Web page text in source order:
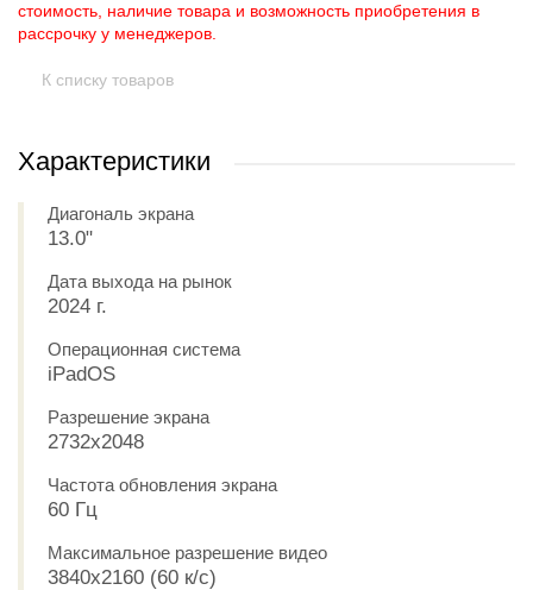
стоимость, наличие товара и возможность приобретения в
рассрочку у менеджеров.
К списку товаров
Характеристики
Диагональ экрана
13.0"
Дата выхода на рынок
2024 г.
Операционная система
iPadOS
Разрешение экрана
2732x2048
Частота обновления экрана
60 Гц
Максимальное разрешение видео
3840x2160 (60 к/с)